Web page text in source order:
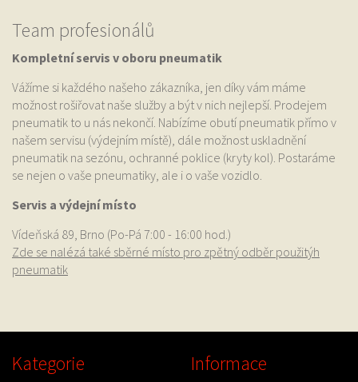
Team profesionálů
Kompletní servis v oboru pneumatik
Vážíme si každého našeho zákazníka, jen díky vám máme
možnost rošiřovat naše služby a být v nich nejlepší. Prodejem
pneumatik to u nás nekončí. Nabízíme obutí pneumatik přímo v
našem servisu (výdejním místě), dále možnost uskladnění
pneumatik na sezónu, ochranné poklice (kryty kol). Postaráme
se nejen o vaše pneumatiky, ale i o vaše vozidlo.
Servis a výdejní místo
Vídeňská 89, Brno (Po-Pá 7:00 - 16:00 hod.)
Zde se nalézá také sběrné místo pro zpětný odběr použitýh
pneumatik
Kategorie Informace